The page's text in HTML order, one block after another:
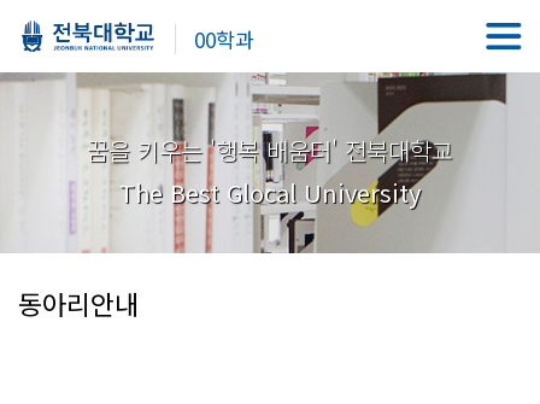
00학과
꿈을 키우는 '행복 배움터' 전북대학교
The Best Glocal University
동아리안내